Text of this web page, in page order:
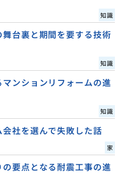
知識
台裏と期間を要する技術
知識
ンションリフォームの進
知識
社を選んで失敗した話
家
要点となる耐震工事の進